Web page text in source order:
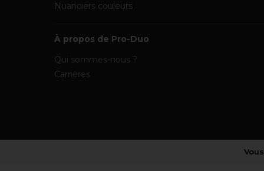
Nuanciers couleurs
À propos de Pro-Duo
Qui sommes-nous ?
Carrières